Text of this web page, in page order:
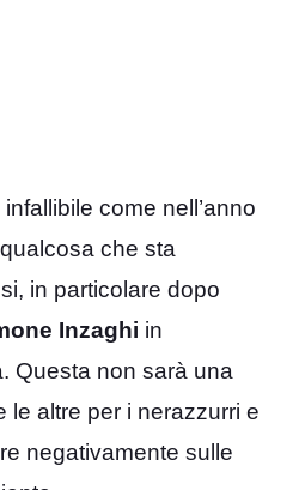
come nell’anno
che sta
in particolare dopo
Inzaghi in
Questa non sarà una
le altre per i nerazzurri e
negativamente sulle